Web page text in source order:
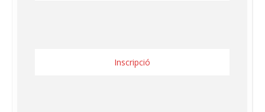
Inscripció